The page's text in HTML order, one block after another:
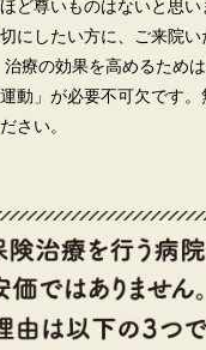
にしたい方に、ご来院い
療の効果を高めるため
動」が必要不可欠です。
さい。